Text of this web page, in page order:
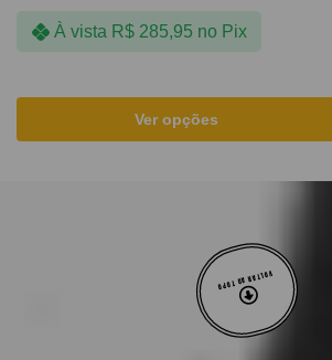
À vista R$285,95 no Pix
Ver opções
VOLTAR AO TOPO